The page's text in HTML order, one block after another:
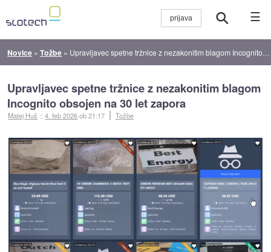
☰
Novice »Tožbe » Upravljavec spetne tržnice z nezakonitim blagom Incognito obsojen na 30 let zapora
Upravljavec spetne tržnice z nezakonitim blagom
Incognito obsojen na 30 let zapora
Matej Huš ::4. feb 2026ob 21:17 Tožbe